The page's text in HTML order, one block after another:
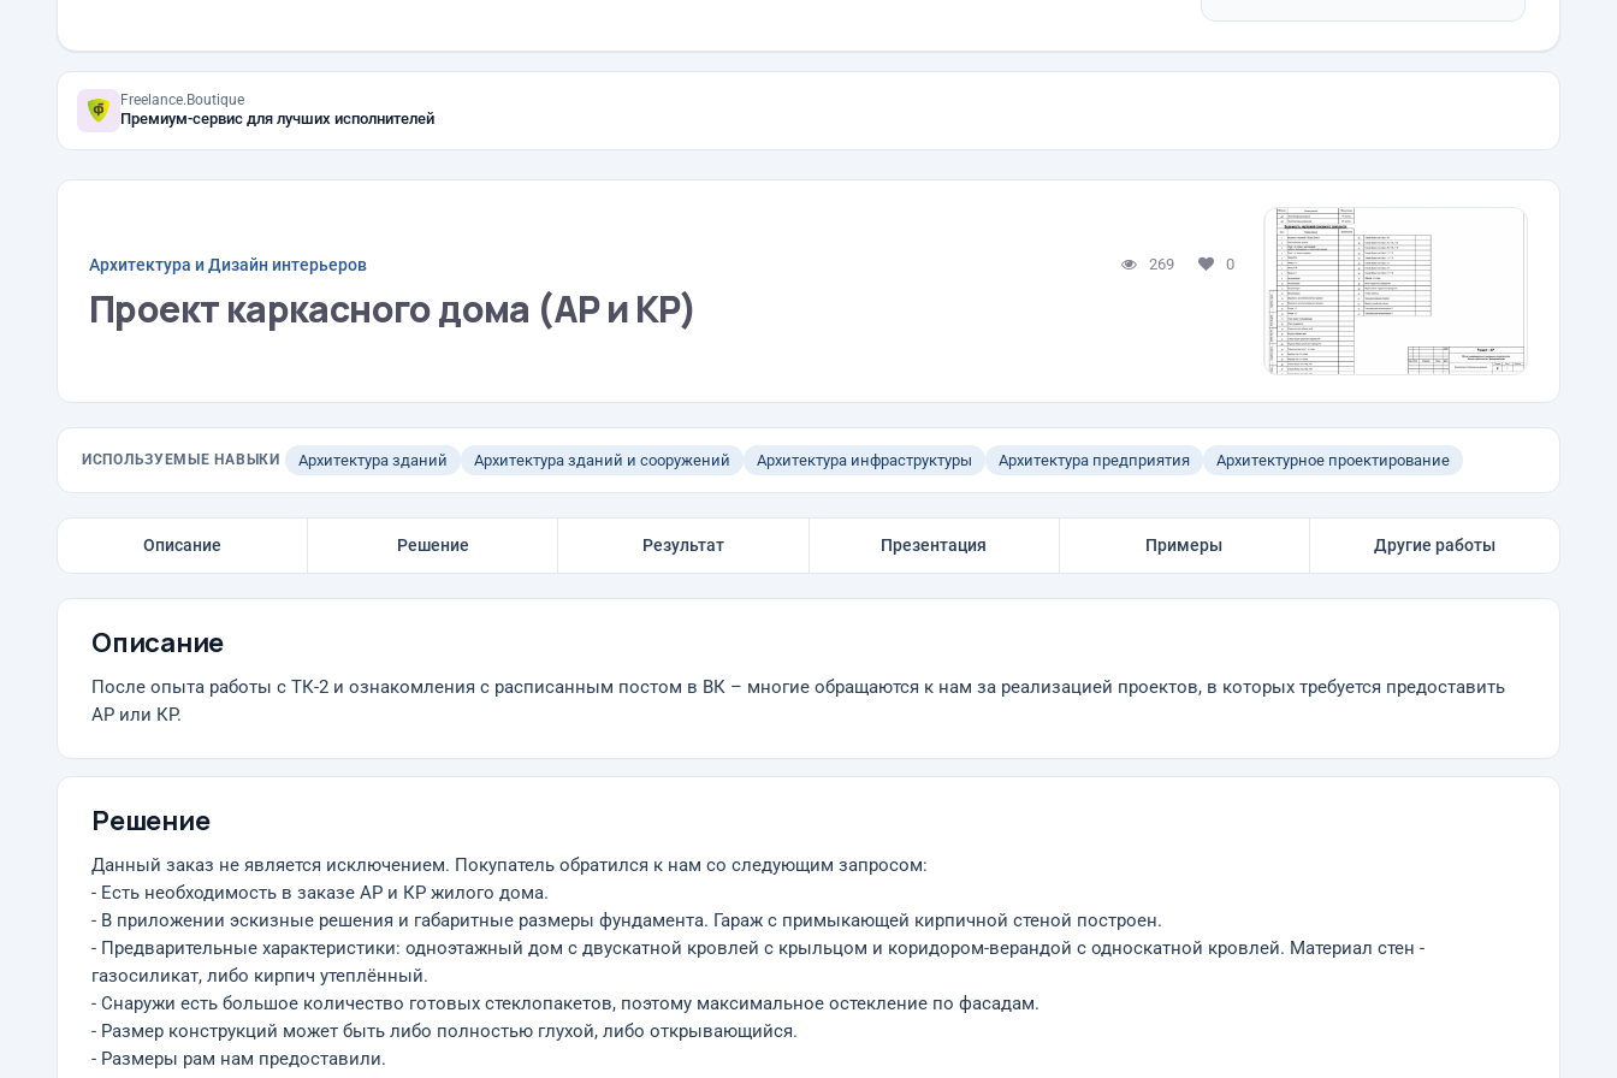
Freelance.Boutique
Премиум-сервис для лучших исполнителей
Архитектура и Дизайн интерьеров 269 0
Проект каркасного дома (АР и КР)
ИСПОЛЬЗУЕМЫЕ НАВЫКИ Архитектура зданий Архитектура зданий и сооружений Архитектура инфраструктуры Архитектура предприятия Архитектурное проектирование
Описание Решение Результат Презентация Примеры Другие работы
Описание
После опыта работы с ТК-2 и ознакомления с расписанным постом в ВК – многие обращаются к нам за реализацией проектов, в которых требуется предоставить
АР или КР.
Решение
Данный заказ не является исключением. Покупатель обратился к нам со следующим запросом:
- Есть необходимость в заказе АР и КР жилого дома.
- В приложении эскизные решения и габаритные размеры фундамента. Гараж с примыкающей кирпичной стеной построен.
- Предварительные характеристики: одноэтажный дом с двускатной кровлей с крыльцом и коридором-верандой с односкатной кровлей. Материал стен -
газосиликат, либо кирпич утеплённый.
- Снаружи есть большое количество готовых стеклопакетов, поэтому максимальное остекление по фасадам.
- Размер конструкций может быть либо полностью глухой, либо открывающийся.
- Размеры рам нам предоставили.